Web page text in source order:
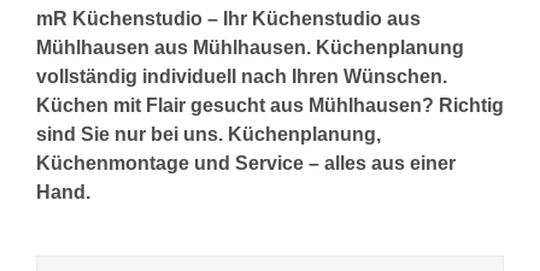
mR Küchenstudio – Ihr Küchenstudio aus
Mühlhausen aus Mühlhausen. Küchenplanung
vollständig individuell nach Ihren Wünschen.
Küchen mit Flair gesucht aus Mühlhausen? Richtig
sind Sie nur bei uns. Küchenplanung,
Küchenmontage und Service – alles aus einer
Hand.